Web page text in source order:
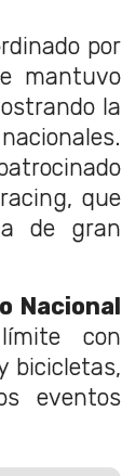
por
mantuvo
la
que
de gran
Nacional
con
bicicletas,
eventos